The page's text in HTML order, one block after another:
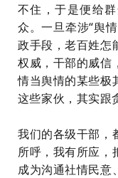
不住，于是便给
众。一旦牵涉“舆
政手段，老百姓怎
权威，干部的威信
情当舆情的某些极
这些家伙，其实跟
我们的各级干部，
所呼，我有所应，
成为沟通社情民意